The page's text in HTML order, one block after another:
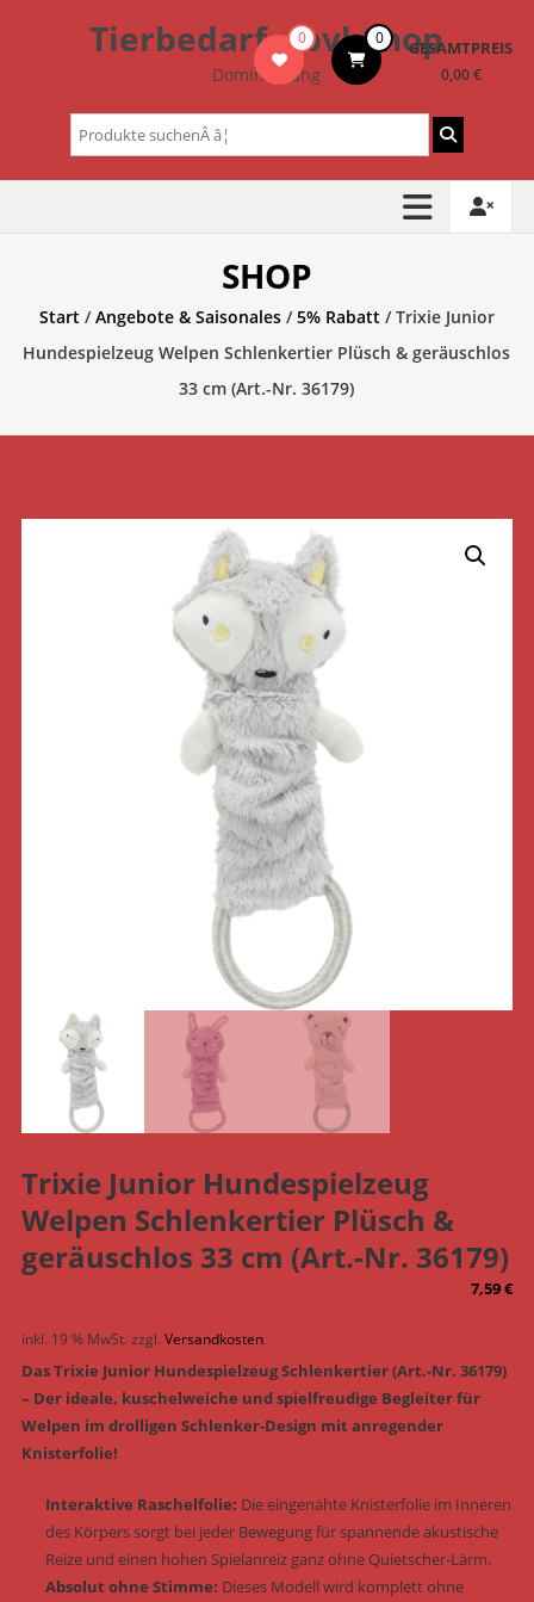
Tierbedarf – bvl-Shop
Dominik Lang
0 0 GESAMTPREIS
0,00 €
Suchen
nach:
SHOP
Start/Angebote & Saisonales/5% Rabatt/ Trixie Junior
Hundespielzeug Welpen Schlenkertier Plüsch & geräuschlos
33 cm (Art.-Nr. 36179)
Trixie Junior Hundespielzeug
Welpen Schlenkertier Plüsch &
geräuschlos 33 cm (Art.-Nr. 36179)
7,59€
inkl. 19 % MwSt.zzgl.Versandkosten
Das Trixie Junior Hundespielzeug Schlenkertier (Art.-Nr. 36179)
– Der ideale, kuschelweiche und spielfreudige Begleiter für
Welpen im drolligen Schlenker-Design mit anregender
Knisterfolie!
Interaktive Raschelfolie: Die eingenähte Knisterfolie im Inneren
des Körpers sorgt bei jeder Bewegung für spannende akustische
Reize und einen hohen Spielanreiz ganz ohne Quietscher-Lärm.
Absolut ohne Stimme: Dieses Modell wird komplett ohne